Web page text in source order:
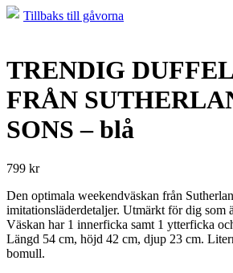
Tillbaks till gåvorna
TRENDIG
FRÅN
SONS – blå
799 kr
Den optimala weekendväskan från
imitationsläderdetaljer. Utmärkt för dig som
Väskan har 1 innerficka samt 1 ytterficka
Längd 54 cm, höjd 42 cm, djup 23 cm.
bomull.